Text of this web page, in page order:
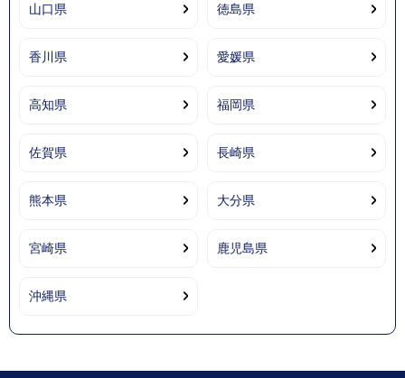
山口県 徳島県
香川県 愛媛県
高知県 福岡県
佐賀県 長崎県
熊本県 大分県
宮崎県 鹿児島県
沖縄県